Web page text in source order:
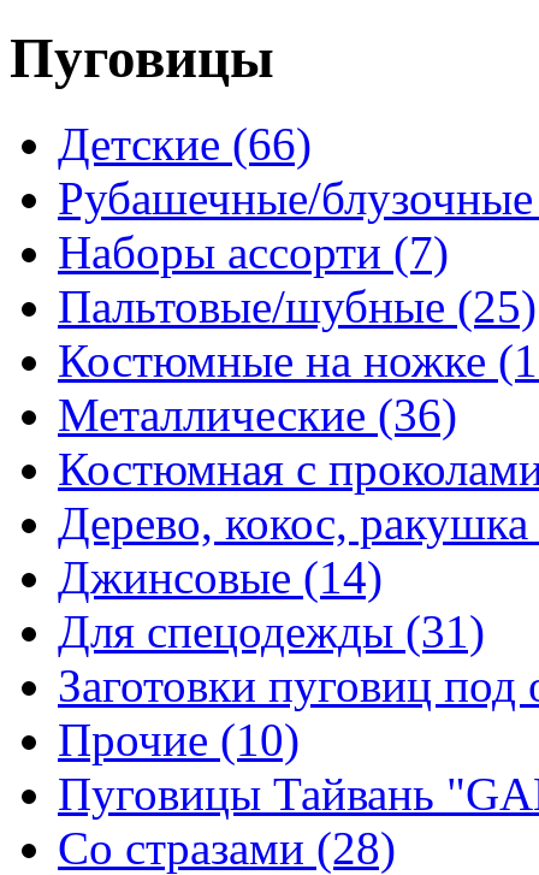
Пуговицы
Детские (66)
Рубашечные/
Наборы ассорти (7)
Пальтовые/шубные (25)
Костюмные на ножке
Металлические (36)
Костюмная с
Дерево, кокос,
Джинсовые (14)
Для спецодежды (31)
Заготовки пуговиц
Прочие (10)
Пуговицы Тайвань
Со стразами (28)